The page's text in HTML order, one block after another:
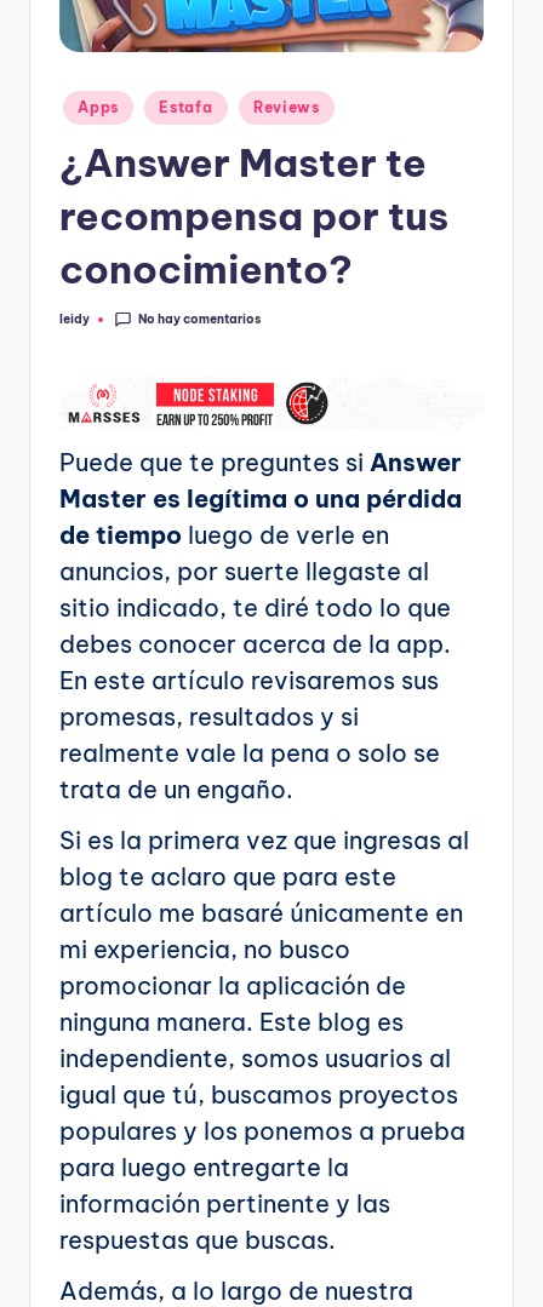
Publicado
en
Apps Estafa Reviews
¿Answer Master te
recompensa por tus
conocimiento?
Publicado
leidy No hay comentarios
Puede que te preguntes si Answer
Master es legítima o una pérdida
de tiempo luego de verle en
anuncios, por suerte llegaste al
sitio indicado, te diré todo lo que
debes conocer acerca de la app.
En este artículo revisaremos sus
promesas, resultados y si
realmente vale la pena o solo se
trata de un engaño.
Si es la primera vez que ingresas al
blog te aclaro que para este
artículo me basaré únicamente en
mi experiencia, no busco
promocionar la aplicación de
ninguna manera. Este blog es
independiente, somos usuarios al
igual que tú, buscamos proyectos
populares y los ponemos a prueba
para luego entregarte la
información pertinente y las
respuestas que buscas.
Además, a lo largo de nuestra